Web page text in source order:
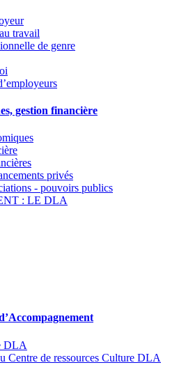
travail
de genre
gestion financière
privés
- pouvoirs publics
: LE DLA
DLA
Centre de ressources Culture DLA